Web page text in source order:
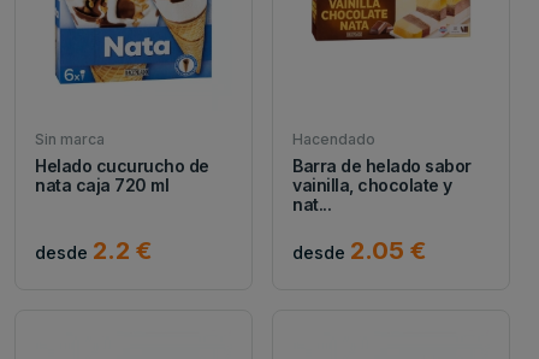
Sin marca
Helado cucurucho de
nata caja 720 ml
desde 2.2 €
Hacendado
Barra de helado sabor
vainilla, chocolate y
nat...
desde 2.05 €